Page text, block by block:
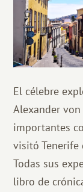
El célebre
Alexander
importantes
visitó Tenerife
Todas sus
libro de